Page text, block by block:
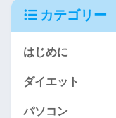
カテゴリー
はじめに
ダイエット
パソコン